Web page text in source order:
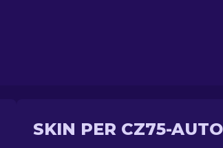
SKIN PER CZ75-